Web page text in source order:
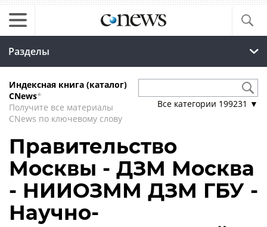
Разделы
Индексная книга (каталог)
CNews*
Получите все материалы
CNews по ключевому слову
Все категории 199231 ▼
Правительство
Москвы - ДЗМ Москва
- НИИОЗММ ДЗМ ГБУ -
Научно-